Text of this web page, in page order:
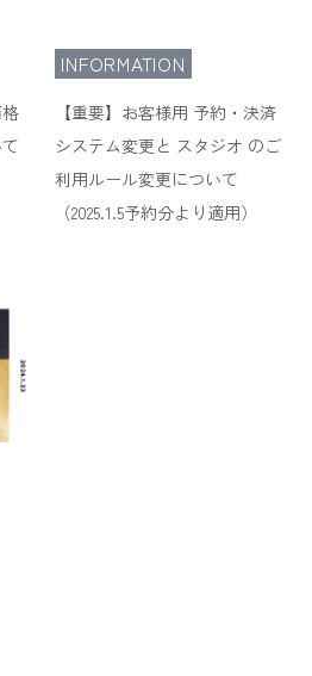
INFORMATION
【重要】お客様用 予約・決済
システム変更と スタジオ のご
利用ルール変更について
（2025.1.5予約分より適用）